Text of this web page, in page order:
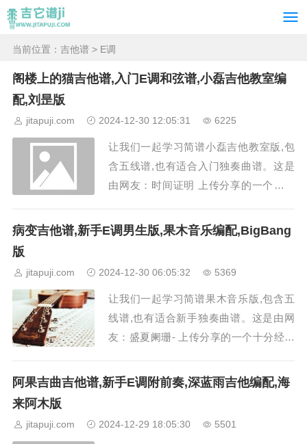
当前位置： 吉他谱 > E调
阁楼上的猫吉他谱,入门E调和弦谱,小磊吉他教室编
配,刘昰版
jitapuji.com 2024-12-30 12:05:31 6225
让我们一起学习简谱小磊吉他教室版,包
含五线谱,也有适合入门独奏曲谱。这是
由网友：时间证明 上传分享的一个十分
《阁楼上的猫》吉他谱采用E调的指法，
流浪，就像是...
病变吉他谱,新手E调男生版,果木音乐编配,BigBang
版
jitapuji.com 2024-12-30 06:05:32 5369
让我们一起学习简谱果木音乐版,包含五
线谱,也有适合新手独奏曲谱。这是由网
友：盛夏阑珊- 上传分享的一个十分经典
吉他谱采用了E调的指法，由果木音乐编
阿果吉曲吉他谱,新手E调附前奏,深蓝雨吉他编配,海
来阿木版
jitapuji.com 2024-12-29 18:05:30 5501